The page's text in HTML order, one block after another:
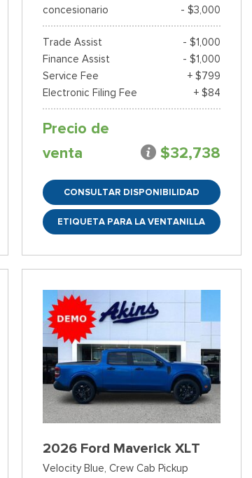
concesionario
- $3,000
Trade Assist
- $1,000
Finance Assist
- $1,000
Service Fee
+ $799
Electronic Filing Fee
+ $84
Precio de
venta
$32,738
CONSULTAR DISPONIBILIDAD
ETIQUETA PARA LA VENTANILLA
2026 Ford Maverick XLT
Velocity Blue, Crew Cab Pickup